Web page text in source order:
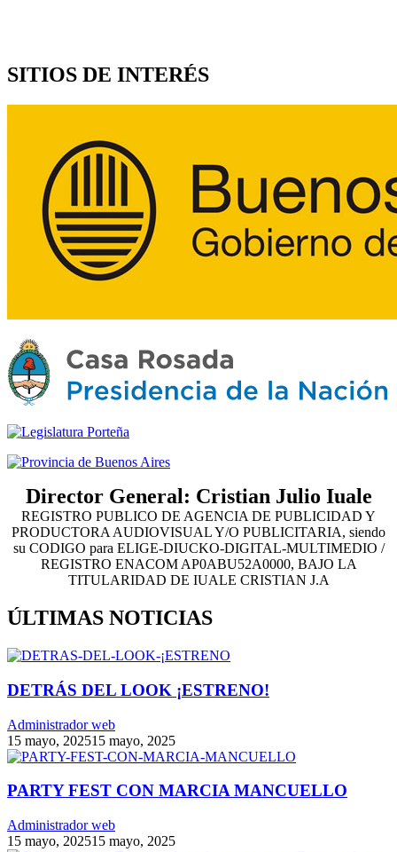
SITIOS DE INTERÉS
Director General: Cristian Julio Iuale
REGISTRO PUBLICO DE AGENCIA DE PUBLICIDAD Y
PRODUCTORA AUDIOVISUAL Y/O PUBLICITARIA, siendo
su CODIGO para ELIGE-DIUCKO-DIGITAL-MULTIMEDIO /
REGISTRO ENACOM AP0ABU52A0000, BAJO LA
TITULARIDAD DE IUALE CRISTIAN J.A
ÚLTIMAS NOTICIAS
DETRÁS DEL LOOK ¡ESTRENO!
Administrador web
15 mayo, 202515 mayo, 2025
PARTY FEST CON MARCIA MANCUELLO
Administrador web
15 mayo, 202515 mayo, 2025